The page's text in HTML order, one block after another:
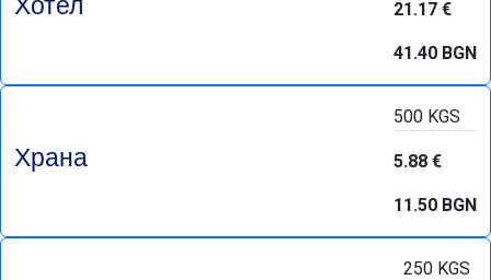
21.17 €
41.40 BGN
Храна
500 KGS
5.88 €
11.50 BGN
250 KGS